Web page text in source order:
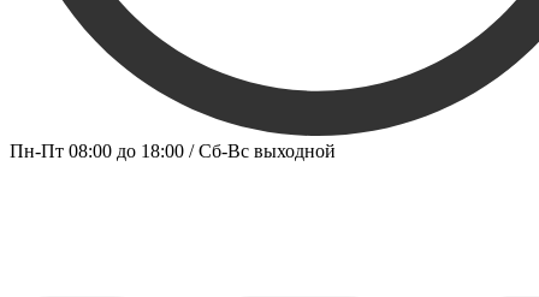
Пн-Пт 08:00 до 18:00 / Сб-Вс выходной